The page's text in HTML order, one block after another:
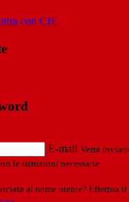
con CIE
E-mail Verrà
le istruzioni necessarie.
al nome utente? Effettua il